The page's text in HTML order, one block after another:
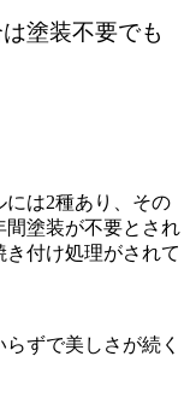
塗装不要でも
は2種あり、その
間塗装が不要とされ
付け処理がされて
ずで美しさが続く